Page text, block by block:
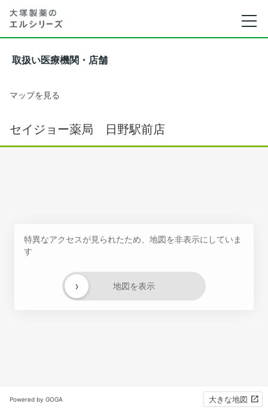
取扱い医療機関・店舗
マップを見る
セイジョー薬局 日野駅前店
特異なアクセスが見られたため、地図を非表示にしていま
す
地図を表示
›
Powered by GOGA 大きな地図